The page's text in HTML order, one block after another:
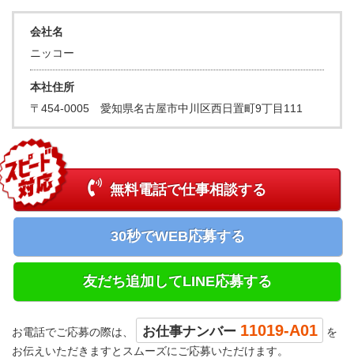
会社名
ニッコー
本社住所
〒454-0005 愛知県名古屋市中川区西日置町9丁目111
無料電話で仕事相談する
30秒でWEB応募する
友だち追加してLINE応募する
お電話でご応募の際は、 お仕事ナンバー 11019-A01
を
お伝えいただきますとスムーズにご応募いただけます。